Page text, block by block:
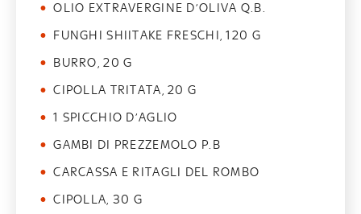
OLIO EXTRAVERGINE D’OLIVA Q.B.
FUNGHI SHIITAKE FRESCHI, 120 G
BURRO, 20 G
CIPOLLA TRITATA, 20 G
1 SPICCHIO D’AGLIO
GAMBI DI PREZZEMOLO P.B
CARCASSA E RITAGLI DEL ROMBO
CIPOLLA, 30 G